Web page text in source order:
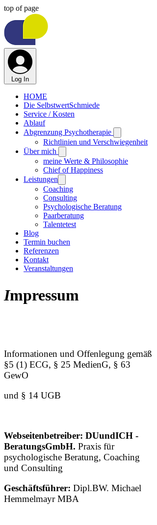
top of page
Log In
HOME
Die SelbstwertSchmiede
Service / Kosten
Ablauf
Abgrenzung Psychotherapie
Richtlinien und Verschwiegenheit
Über mich
meine Werte & Philosophie
Chief of Happiness
Leistungen
Coaching
Consulting
Psychologische Beratung
Paarberatung
Talentetest
Blog
Termin buchen
Referenzen
Kontakt
Veranstaltungen
Impressum
Informationen und Offenlegung gemäß
§5 (1) ECG, § 25 MedienG, § 63
GewO
und § 14 UGB
Webseitenbetreiber: DUundICH -
BeratungsGmbH. Praxis für
psychologische Beratung, Coaching
und Consulting
Geschäftsführer: Dipl.BW. Michael
Hemmelmayr MBA